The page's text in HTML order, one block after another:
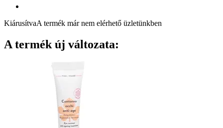
KiárusítvaA termék már nem elérhető üzletünkben
A termék új változata: